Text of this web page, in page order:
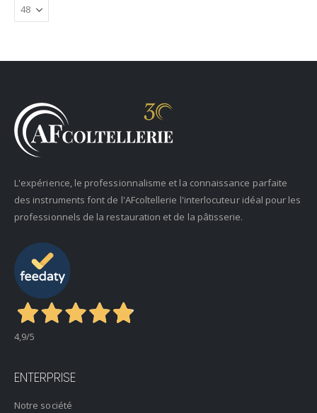
L'expérience, le professionnalisme et la connaissance parfaite
des instruments font de l'AFcoltellerie l'interlocuteur idéal pour les
professionnels de la restauration et de la pâtisserie.
4,9/5
ENTERPRISE
Notre société